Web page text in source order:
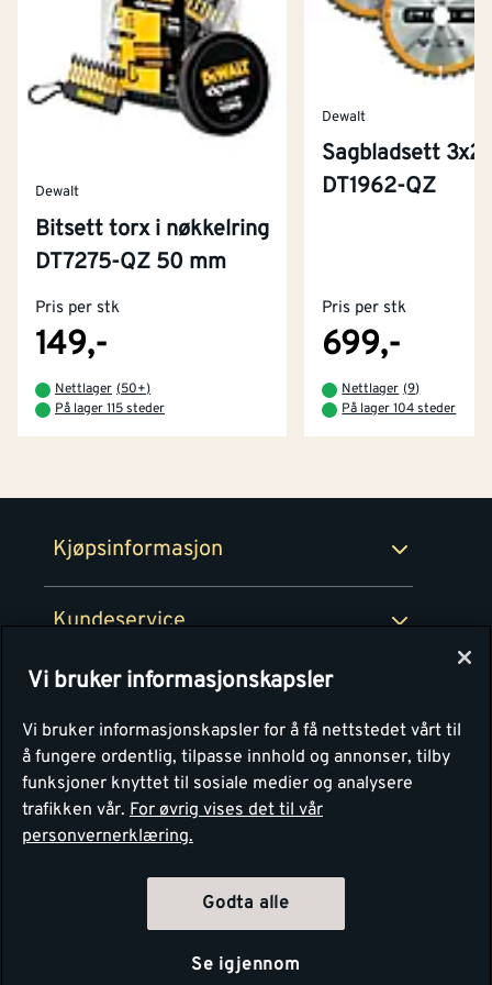
Dewalt
Bitsett torx i nøkkelring
DT7275-QZ 50 mm
Pris per stk
149,-
Nettlager (50+)
På lager 115 steder
Dewalt
Sagbladsett
DT1962-QZ
Pris per stk
699,-
Nettlager (9)
På lager 104 steder
Kjøpsinformasjon
Kjøpsbetingelser
Retur- og angrerettsskjema
Kundeservice
Kontakt oss
Tjenester
Montér Klubb
Montér
Om Montér
Byggevarehus og åpningstider
Prismatch
Personvern
Vi bruker informasjonskapsler
Vi bruker informasjonskapsler for å få nettstedet vårt til
å fungere ordentlig, tilpasse innhold og annonser, tilby
funksjoner knyttet til sosiale medier og analysere
trafikken vår. For øvrig vises det til vår
personvernerklæring.
Godta alle
Se igjennom